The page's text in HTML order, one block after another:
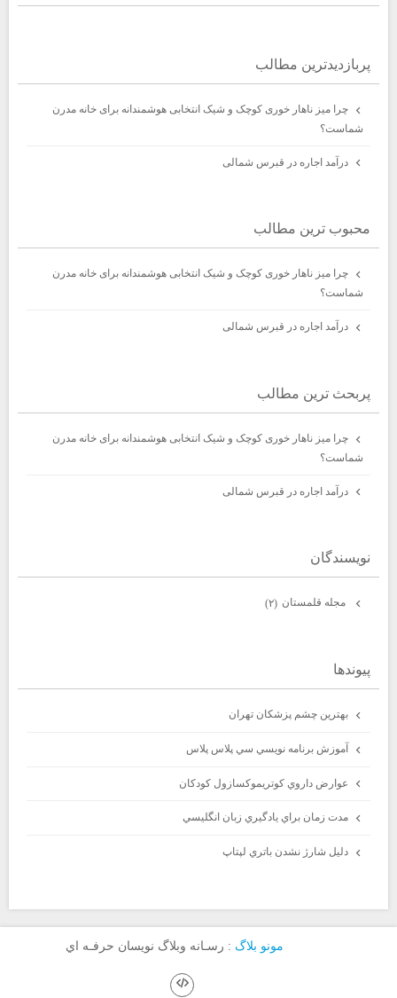
پربازديدترين مطالب
چرا میز ناهار خوری کوچک و شیک انتخابی هوشمندانه برای خانه مدرن
شماست؟
درآمد اجاره در قبرس شمالی
محبوب ترين مطالب
چرا میز ناهار خوری کوچک و شیک انتخابی هوشمندانه برای خانه مدرن
شماست؟
درآمد اجاره در قبرس شمالی
پربحث ترين مطالب
چرا میز ناهار خوری کوچک و شیک انتخابی هوشمندانه برای خانه مدرن
شماست؟
درآمد اجاره در قبرس شمالی
نويسندگان
مجله قلمستان (۲)
پيوندها
بهترين چشم پزشكان تهران
آموزش برنامه نويسي سي پلاس پلاس
عوارض داروي كوتريموكسازول كودكان
مدت زمان براي يادگيري زبان انگليسي
دليل شارژ نشدن باتري لپتاپ
مونو بلاگ : رسـانه وبلاگ نويسان حرفـه اي